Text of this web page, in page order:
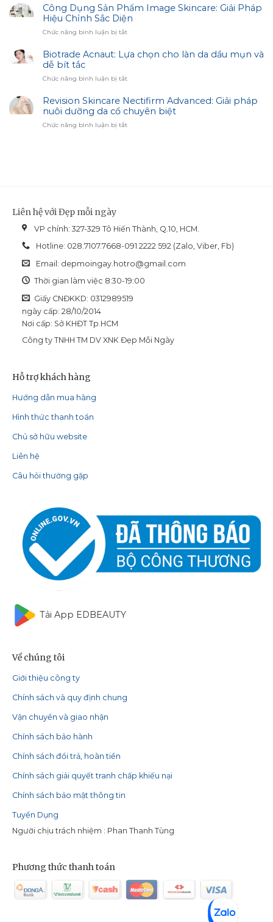
Billing
&
Access
Sóc
Sạm
Bí
Sáng
Biotrade
Công Dụng Sản Phẩm Image Skincare: Giải Pháp
Hiệu Chỉnh Sắc Diện
Chức năng bình luận bị tắtở
Dụng
Sản
Image
Giải
Pháp
Chỉnh
Biotrade Acnaut: Lựa chọn cho làn da dầu mụn và
dễ bít tắc
Chức năng bình luận bị tắtở
Acnaut:
Lựa
chọn
cho
Revision Skincare Nectifirm Advanced: Giải pháp
nuôi dưỡng da cổ chuyên biệt
Chức năng bình luận bị tắtở
chuyên
biệt
Liên hệ với Đẹp mỗi ngày
VP chính: 327-329 Tô Hiến Thành, Q.10, HCM.
Hotline: 028.7107.7668-091 2222 592 (Zalo, Viber, Fb)
Email: depmoingay.hotro@gmail.com
Thời gian làm việc 8:30-19:00
Giấy CNĐKKD: 0312989519
ngày cấp: 28/10/2014
Nơi cấp: Sở KHĐT Tp.HCM
Công ty TNHH TM DV XNK Đẹp Mỗi Ngày
Hỗ trợ khách hàng
Hướng dẫn mua hàng
Hình thức thanh toán
Chủ sở hữu website
Liên hệ
Câu hỏi thường gặp
Tải App EDBEAUTY
Về chúng tôi
Giới thiệu công ty
Chính sách và quy định chung
Vận chuyển và giao nhận
Chính sách bảo hành
Chính sách đổi trả, hoàn tiền
Chính sách giải quyết tranh chấp khiếu nại
Chính sách bảo mật thông tin
Tuyển Dụng
Người chịu trách nhiệm : Phan Thanh Tùng
Phương thức thanh toán